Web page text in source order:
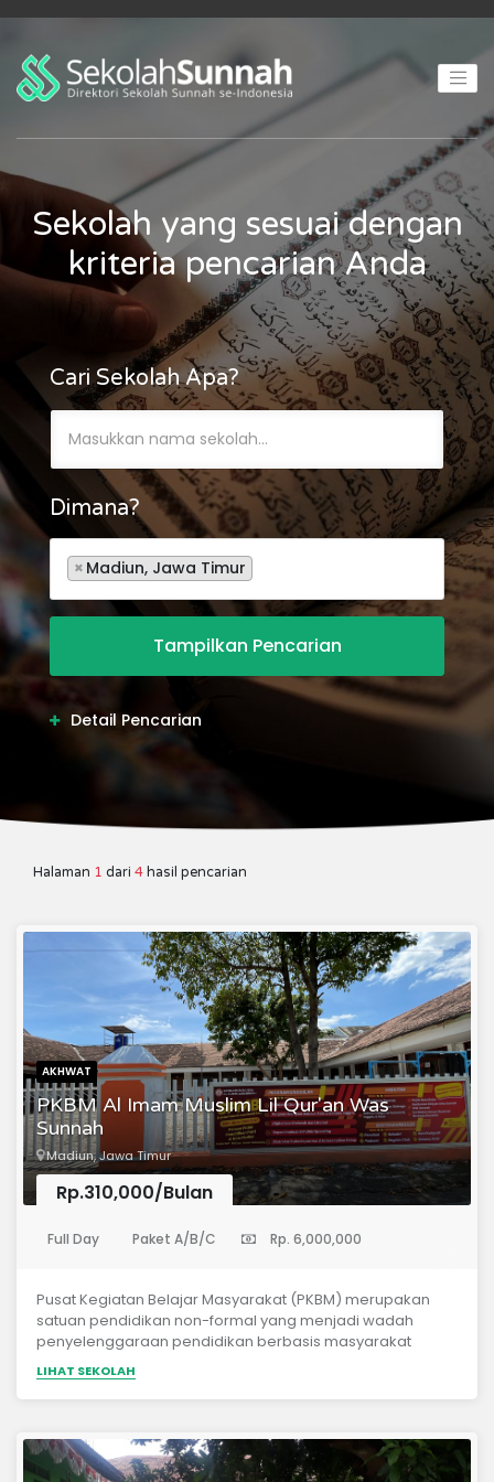
Sekolah yang sesuai dengan
kriteria pencarian Anda
Cari Sekolah Apa?
Dimana?
× Madiun, Jawa Timur
Detail Pencarian
Halaman 1 dari 4 hasil pencarian
AKHWAT
PKBM Al Imam Muslim Lil Qur'an Was
Sunnah
Madiun, Jawa Timur
Rp.310,000/Bulan
Full Day Paket A/B/C Rp. 6,000,000
Pusat Kegiatan Belajar Masyarakat (PKBM) merupakan
satuan pendidikan non-formal yang menjadi wadah
penyelenggaraan pendidikan berbasis masyarakat
dengan tujuan mendukung peningkatan mutu sumber
daya manusia secara berkelanjutan. PKBM Imam Muslim lil
Qur'an was Sunnah hadir sebagai upaya edukasi
dengan pendidikan syar'i berbasis Al-Qur'an dan Sunnah
Nabi Muhammad, sekaligus menjawab kebutuhan
LIHAT SEKOLAH